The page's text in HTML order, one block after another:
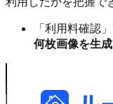
「利用料確認
何枚画像を生